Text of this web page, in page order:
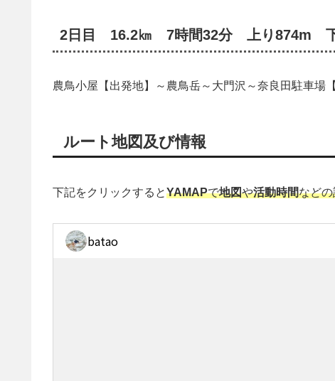
2日目 16.2㎞ 7時間32分 上り874m
農鳥小屋【出発地】～農鳥岳～大門沢～奈良田駐車場【
ルート地図及び情報
下記をクリックするとYAMAPで地図や活動時間など